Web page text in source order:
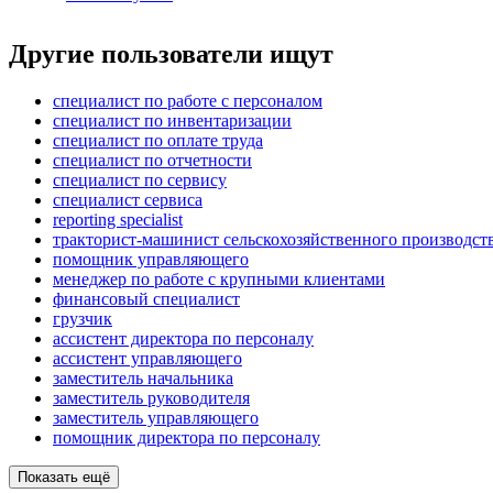
Другие пользователи ищут
специалист по работе с персоналом
специалист по инвентаризации
специалист по оплате труда
специалист по отчетности
специалист по сервису
специалист сервиса
reporting specialist
тракторист-машинист сельскохозяйственного
помощник управляющего
менеджер по работе с крупными клиентами
финансовый специалист
грузчик
ассистент директора по персоналу
ассистент управляющего
заместитель начальника
заместитель руководителя
заместитель управляющего
помощник директора по персоналу
Показать ещё